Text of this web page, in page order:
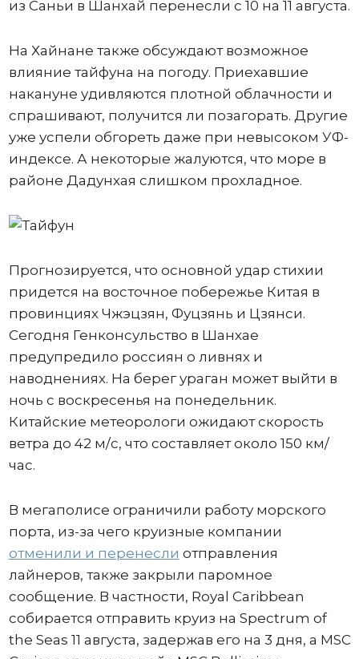
из Саньи в Шанхай перенесли с 10 на 11 августа.
На Хайнане также обсуждают возможное
влияние тайфуна на погоду. Приехавшие
накануне удивляются плотной облачности и
спрашивают, получится ли позагорать. Другие
уже успели обгореть даже при невысоком УФ-
индексе. А некоторые жалуются, что море в
районе Дадунхая слишком прохладное.
Прогнозируется, что основной удар стихии
придется на восточное побережье Китая в
провинциях Чжэцзян, Фуцзянь и Цзянси.
Сегодня Генконсульство в Шанхае
предупредило россиян о ливнях и
наводнениях. На берег ураган может выйти в
ночь с воскресенья на понедельник.
Китайские метеорологи ожидают скорость
ветра до 42 м/с, что составляет около 150 км/
час.
В мегаполисе ограничили работу морского
порта, из-за чего круизные компании
отменили и перенесли отправления
лайнеров, также закрыли паромное
сообщение. В частности, Royal Caribbean
собирается отправить круиз на Spectrum of
the Seas 11 августа, задержав его на 3 дня, а MSC